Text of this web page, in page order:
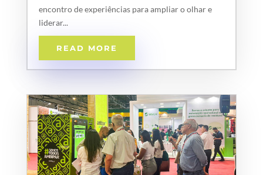
encontro de experiências para ampliar o olhar e
liderar...
READ MORE